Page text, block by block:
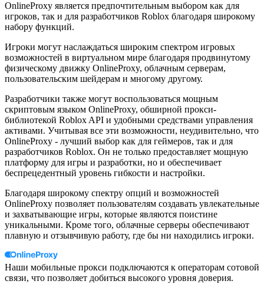
OnlineProxy является предпочтительным выбором как для
игроков, так и для разработчиков Roblox благодаря широкому
набору функций.
Игроки могут наслаждаться широким спектром игровых
возможностей в виртуальном мире благодаря продвинутому
физическому движку OnlineProxy, облачным серверам,
пользовательским шейдерам и многому другому.
Разработчики также могут воспользоваться мощным
скриптовым языком OnlineProxy, обширной прокси-
библиотекой Roblox API и удобными средствами управления
активами. Учитывая все эти возможности, неудивительно, что
OnlineProxy - лучший выбор как для геймеров, так и для
разработчиков Roblox. Он не только предоставляет мощную
платформу для игры и разработки, но и обеспечивает
беспрецедентный уровень гибкости и настройки.
Благодаря широкому спектру опций и возможностей
OnlineProxy позволяет пользователям создавать увлекательные
и захватывающие игры, которые являются поистине
уникальными. Кроме того, облачные серверы обеспечивают
плавную и отзывчивую работу, где бы ни находились игроки.
Наши мобильные прокси подключаются к операторам сотовой
связи, что позволяет добиться высокого уровня доверия.